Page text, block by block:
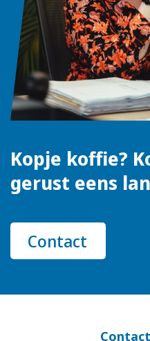
Kopje koffie?
gerust eens
Contact